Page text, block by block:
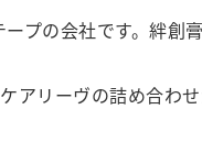
プの会社です。絆創膏
リーヴの詰め合わ